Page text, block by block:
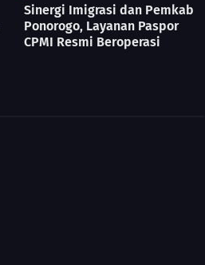
Sinergi Imigrasi dan Pemkab
Ponorogo, Layanan Paspor
CPMI Resmi Beroperasi